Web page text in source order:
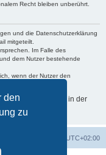
den
zu
Recht bleiben unberührt.
und die Datenschutzerklärung
mitgeteilt.
Im Falle des
dem Nutzer bestehende
wenn der Nutzer den
Daten sind in der
UTC+02:00